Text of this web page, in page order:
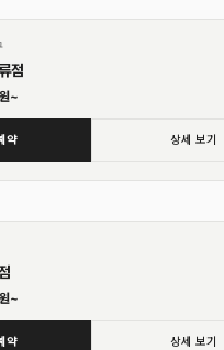
점
원~
약 상세 보기
원~
약 상세 보기